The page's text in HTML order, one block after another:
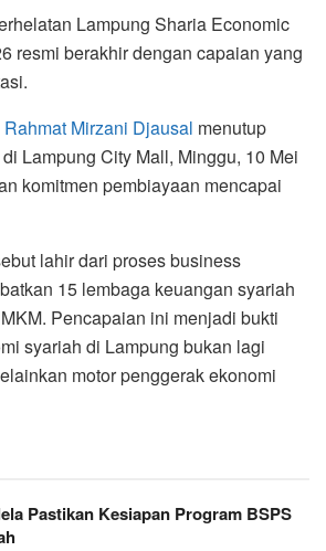
Lampung Sharia Economic
resmi berakhir dengan capaian yang
Rahmat Mirzani Djausal menutup
Lampung City Mall, Minggu, 10 Mei
komitmen pembiayaan mencapai
lahir dari proses business
15 lembaga keuangan syariah
Pencapaian ini menjadi bukti
syariah di Lampung bukan lagi
motor penggerak ekonomi
Pastikan Kesiapan Program BSPS